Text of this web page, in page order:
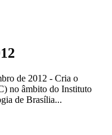
de 2012 - Cria o
no âmbito do Instituto
de Brasília...